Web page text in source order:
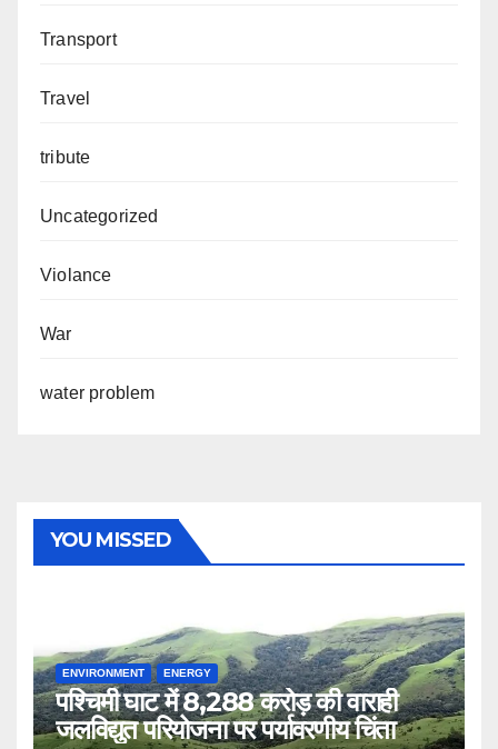
Transport
Travel
tribute
Uncategorized
Violance
War
water problem
YOU MISSED
ENVIRONMENT ENERGY
पश्चिमी घाट में 8,288 करोड़ की वाराही
जलविद्युत परियोजना पर पर्यावरणीय चिंता